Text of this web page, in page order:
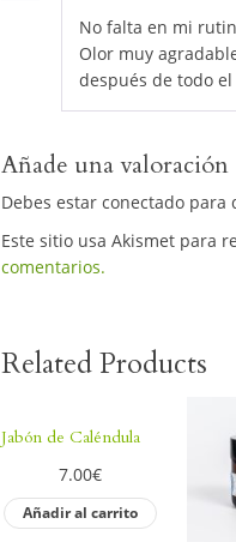
No falta en mi
Olor muy
después de todo
Añade una valoración
Debes estar conectado
Este sitio usa Akismet para
comentarios.
Related Products
Jabón de Caléndula
7.00€
Añadir al carrito